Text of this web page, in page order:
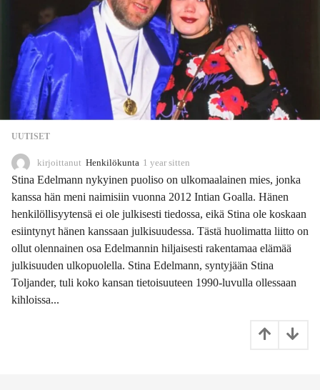
UUTISET
kirjoittanut Henkilökunta 1 year sitten
y
a
r
s
t
e
Stina Edelmann nykyinen puoliso on ulkomaalainen mies, jonka
kanssa hän meni naimisiin vuonna 2012 Intian Goalla. Hänen
henkilöllisyytensä ei ole julkisesti tiedossa, eikä Stina ole koskaan
esiintynyt hänen kanssaan julkisuudessa. Tästä huolimatta liitto on
ollut olennainen osa Edelmannin hiljaisesti rakentamaa elämää
julkisuuden ulkopuolella. Stina Edelmann, syntyjään Stina
Toljander, tuli koko kansan tietoisuuteen 1990-luvulla ollessaan
kihloissa...